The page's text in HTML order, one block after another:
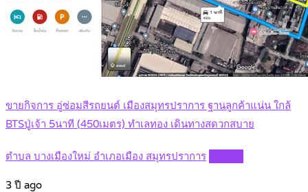
ขายกิจการ อู่ซ่อมสีรถยนต์ เมืองสมุทรปราการ ฐานลูกค้าแน่น ใกล้
BTSปู่เจ้า 5นาที (450เมตร) ทำเลทอง เดินทางสดวกสบาย
ตำบล บางเมืองใหม่ อำเภอเมือง สมุทรปราการ
3 ปี ago